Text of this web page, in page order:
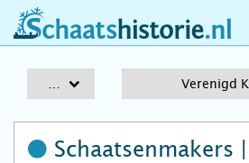
schaatshistorie.nl
Verenigd
Schaatsenmakers |